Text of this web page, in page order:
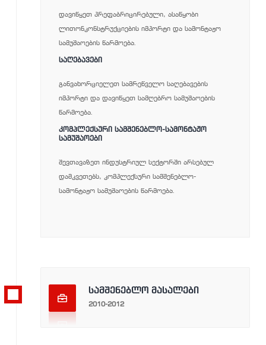
2015
დავიწყეთ პრეფაბრიცირებული, ასაწყობი
ლითონკონსტრუქციების იმპორტი და სამონტაჟო
სამუშაოების წარმოება.
ᲡᲐᲦᲔᲑᲐᲕᲔᲑᲘ
განვახორციელეთ სამრეწველო საღებავების
იმპორტი და დავიწყეთ სამღებრო სამუშაოების
წარმოება.
ᲙᲝᲛᲞᲚᲔᲥᲡᲣᲠᲘ ᲡᲐᲛᲨᲔᲜᲔᲑᲚᲝ-ᲡᲐᲛᲝᲜᲢᲐᲟᲝ
ᲡᲐᲛᲣᲨᲐᲝᲔᲑᲘ
შევთავაზეთ ინდუსტრიულ სექტორში არსებულ
დამკვეთებს, კომპლექსური სამშენებლო-
სამონტაჟო სამუშაოების წარმოება.
სამშენებლო მასალები
2010-2012